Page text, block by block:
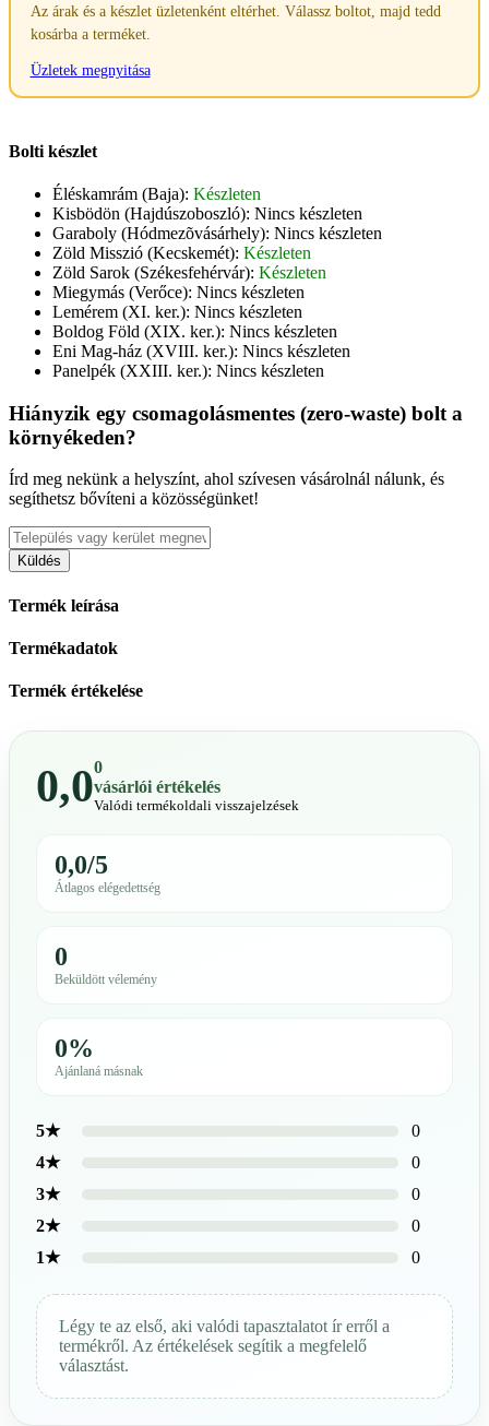
Az árak és a készlet üzletenként eltérhet. Válassz boltot, majd tedd
kosárba a terméket.
Üzletek megnyitása
Bolti készlet
Éléskamrám (Baja): Készleten
Kisbödön (Hajdúszoboszló): Nincs készleten
Garaboly (Hódmezõvásárhely): Nincs készleten
Zöld Misszió (Kecskemét): Készleten
Zöld Sarok (Székesfehérvár): Készleten
Miegymás (Verőce): Nincs készleten
Lemérem (XI. ker.): Nincs készleten
Boldog Föld (XIX. ker.): Nincs készleten
Eni Mag-ház (XVIII. ker.): Nincs készleten
Panelpék (XXIII. ker.): Nincs készleten
Hiányzik egy csomagolásmentes (zero-waste) bolt a
környékeden?
Írd meg nekünk a helyszínt, ahol szívesen vásárolnál nálunk, és
segíthetsz bővíteni a közösségünket!
Küldés
Termék leírása
Termékadatok
Termék értékelése
0,00
vásárlói értékelés
Valódi termékoldali visszajelzések
0,0/5
Átlagos elégedettség
0
Beküldött vélemény
0%
Ajánlaná másnak
5★
0
4★
0
3★
0
2★
0
1★
0
Légy te az első, aki valódi tapasztalatot ír erről a
termékről. Az értékelések segítik a megfelelő
választást.